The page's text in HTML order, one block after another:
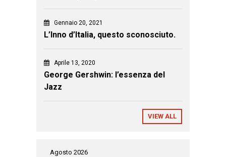
Gennaio 20, 2021
L’Inno d’Italia, questo sconosciuto.
Aprile 13, 2020
George Gershwin: l’essenza del
Jazz
VIEW ALL
Agosto 2026